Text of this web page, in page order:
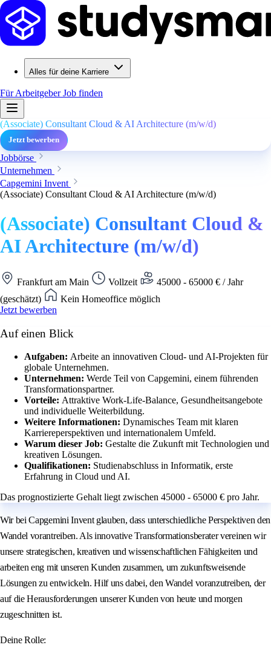
Alles für deine Karriere
Für ArbeitgeberJob finden
(Associate) Consultant Cloud & AI Architecture (m/w/d)
Jetzt bewerben
Jobbörse
Unternehmen
Capgemini Invent
(Associate) Consultant Cloud & AI Architecture (m/w/d)
(Associate) Consultant Cloud &
AI Architecture (m/w/d)
Frankfurt am Main Vollzeit
45000 - 65000 € / Jahr
(geschätzt)
Kein Homeoffice möglich
Jetzt bewerben
Auf einen Blick
Aufgaben: Arbeite an innovativen Cloud- und AI-Projekten für
globale Unternehmen.
Unternehmen: Werde Teil von Capgemini, einem führenden
Transformationspartner.
Vorteile: Attraktive Work-Life-Balance, Gesundheitsangebote
und individuelle Weiterbildung.
Weitere Informationen: Dynamisches Team mit klaren
Karriereperspektiven und internationalem Umfeld.
Warum dieser Job: Gestalte die Zukunft mit Technologien und
kreativen Lösungen.
Qualifikationen: Studienabschluss in Informatik, erste
Erfahrung in Cloud und AI.
Das prognostizierte Gehalt liegt zwischen 45000 - 65000 € pro Jahr.
Wir bei Capgemini Invent glauben, dass unterschiedliche Perspektiven den
Wandel vorantreiben. Als innovative Transformationsberater vereinen wir
unsere strategischen, kreativen und wissenschaftlichen Fähigkeiten und
arbeiten eng mit unseren Kunden zusammen, um zukunftsweisende
Lösungen zu entwickeln. Hilf uns dabei, den Wandel voranzutreiben, der
auf die Herausforderungen unserer Kunden von heute und morgen
zugeschnitten ist.
Deine Rolle: